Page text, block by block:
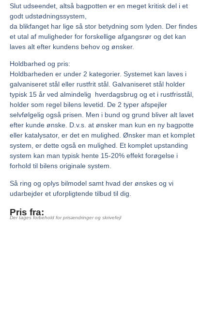
Slut udseendet, altså bagpotten er en meget kritisk del i et
godt udstødningssystem,
da blikfanget har lige så stor betydning som lyden. Der findes
et utal af muligheder for forskellige afgangsrør og det kan
laves alt efter kundens behov og ønsker.
Holdbarhed og pris:
Holdbarheden er under 2 kategorier. Systemet kan laves i
galvaniseret stål eller rustfrit stål. Galvaniseret stål holder
typisk 15 år ved almindelig hverdagsbrug og et i rustfrisstål,
holder som regel bilens levetid. De 2 typer afspejler
selvfølgelig også prisen. Men i bund og grund bliver alt lavet
efter kunde ønske. D.v.s. at ønsker man kun en ny bagpotte
eller katalysator, er det en mulighed. Ønsker man et komplet
system, er dette også en mulighed. Et komplet upstanding
system kan man typisk hente 15-20% effekt forøgelse i
forhold til bilens originale system.
Så ring og oplys bilmodel samt hvad der ønskes og vi
udarbejder et uforpligtende tilbud til dig.
Pris fra:
Der tages forbehold for prisændringer og skrivefejl